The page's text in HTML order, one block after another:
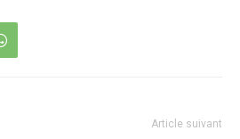
Article suivant